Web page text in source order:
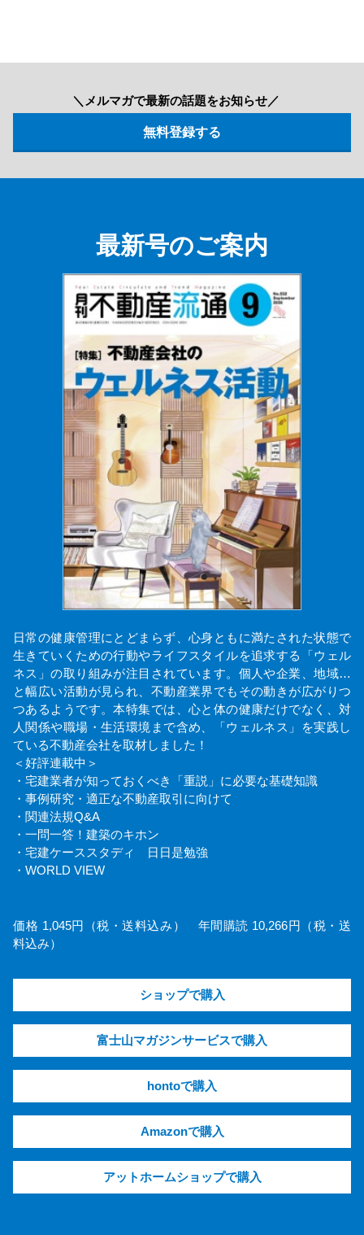
＼メルマガで最新の話題をお知らせ／
最新号のご案内
日常の健康管理にとどまらず、心身ともに満たされた状態で
生きていくための行動やライフスタイルを追求する「ウェル
ネス」の取り組みが注目されています。個人や企業、地域…
と幅広い活動が見られ、不動産業界でもその動きが広がりつ
つあるようです。本特集では、心と体の健康だけでなく、対
人関係や職場・生活環境まで含め、「ウェルネス」を実践し
ている不動産会社を取材しました！
＜好評連載中＞
・宅建業者が知っておくべき「重説」に必要な基礎知識
・事例研究・適正な不動産取引に向けて
・関連法規Q&A
・一問一答！建築のキホン
・宅建ケーススタディ 日日是勉強
・WORLD VIEW
価格 1,045円（税・送料込み） 年間購読 10,266円（税・送
料込み）
ショップで購入
富士山マガジンサービスで購入
hontoで購入
Amazonで購入
アットホームショップで購入